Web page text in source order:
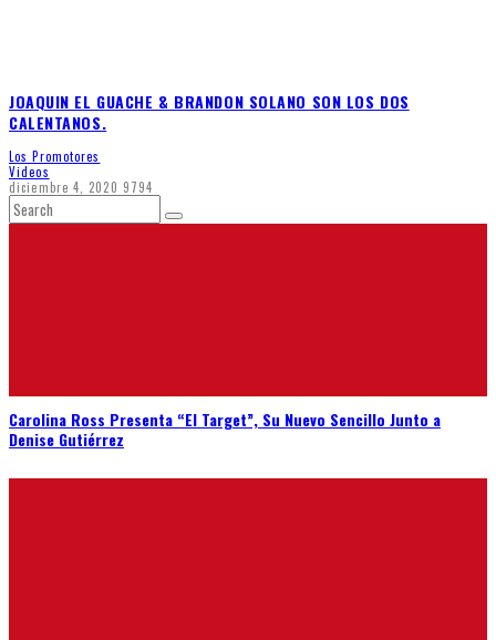
JOAQUIN EL GUACHE & BRANDON SOLANO SON LOS DOS
CALENTANOS.
Los Promotores
Videos
diciembre 4, 2020 9794
Carolina Ross Presenta “El Target”, Su Nuevo Sencillo Junto a
Denise Gutiérrez